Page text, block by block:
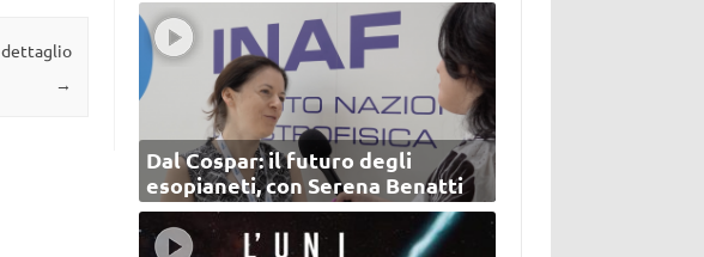
dettaglio
→
Dal Cospar: il futuro degli
esopianeti, con Serena Benatti